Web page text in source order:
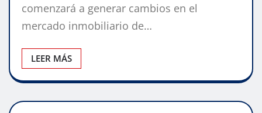
comenzará a generar cambios en el
mercado inmobiliario de…
LEER MÁS